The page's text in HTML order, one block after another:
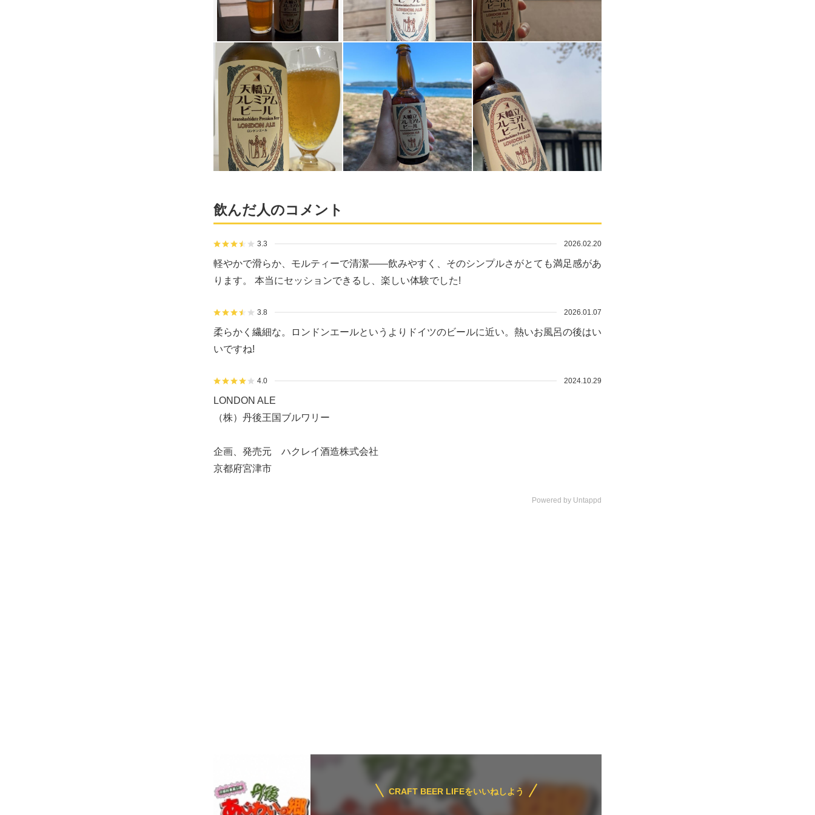
飲んだ人のコメント
3.3 2026.02.20
軽やかで滑らか、モルティーで清潔――飲みやすく、そのシンプルさがとても満足感があ
ります。 本当にセッションできるし、楽しい体験でした!
3.8 2026.01.07
柔らかく繊細な。ロンドンエールというよりドイツのビールに近い。熱いお風呂の後はい
いですね!
4.0 2024.10.29
LONDON ALE
（株）丹後王国ブルワリー
企画、発売元 ハクレイ酒造株式会社
京都府宮津市
Powered by Untappd
CRAFT BEER LIFEをいいねしよう